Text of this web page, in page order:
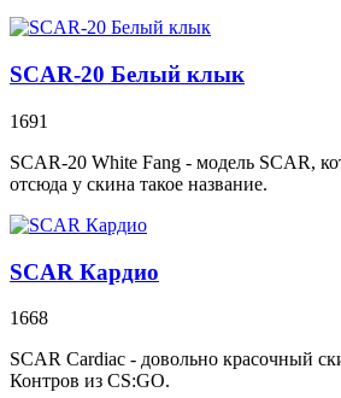
SCAR-20 Белый клык
1691
SCAR-20 White Fang - модель SCAR,
отсюда у скина такое название.
SCAR Кардио
1668
SCAR Cardiac - довольно красочный
Контров из CS:GO.